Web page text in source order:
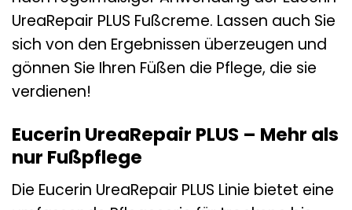
UreaRepair PLUS Fußcreme. Lassen auch Sie
sich von den Ergebnissen überzeugen und
gönnen Sie Ihren Füßen die Pflege, die sie
verdienen!
Eucerin UreaRepair PLUS – Mehr als
nur Fußpflege
Die Eucerin UreaRepair PLUS Linie bietet eine